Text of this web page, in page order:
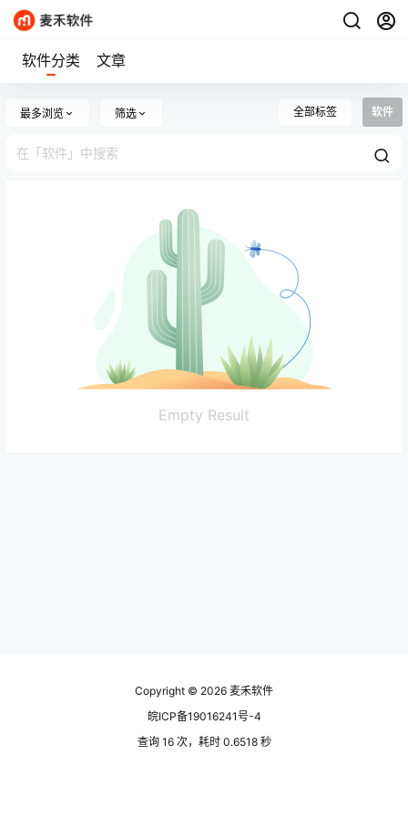
软件分类 文章
最多浏览 筛选 全部标签 软件
Empty Result
Copyright © 2026 麦禾软件
皖ICP备19016241号-4
查询 16 次，耗时 0.6518 秒